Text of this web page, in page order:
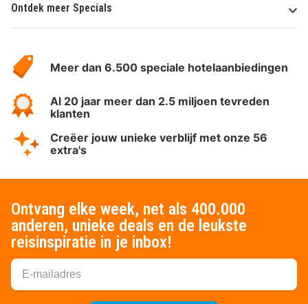
Ontdek meer Specials
HotelSpecials
Meer dan 6.500 speciale hotelaanbiedingen
Al 20 jaar meer dan 2.5 miljoen tevreden
klanten
Creëer jouw unieke verblijf met onze 56
extra's
Ontvang elke week, net als 400.000
anderen, unieke deals en de leukste
reisinspiratie in je inbox!